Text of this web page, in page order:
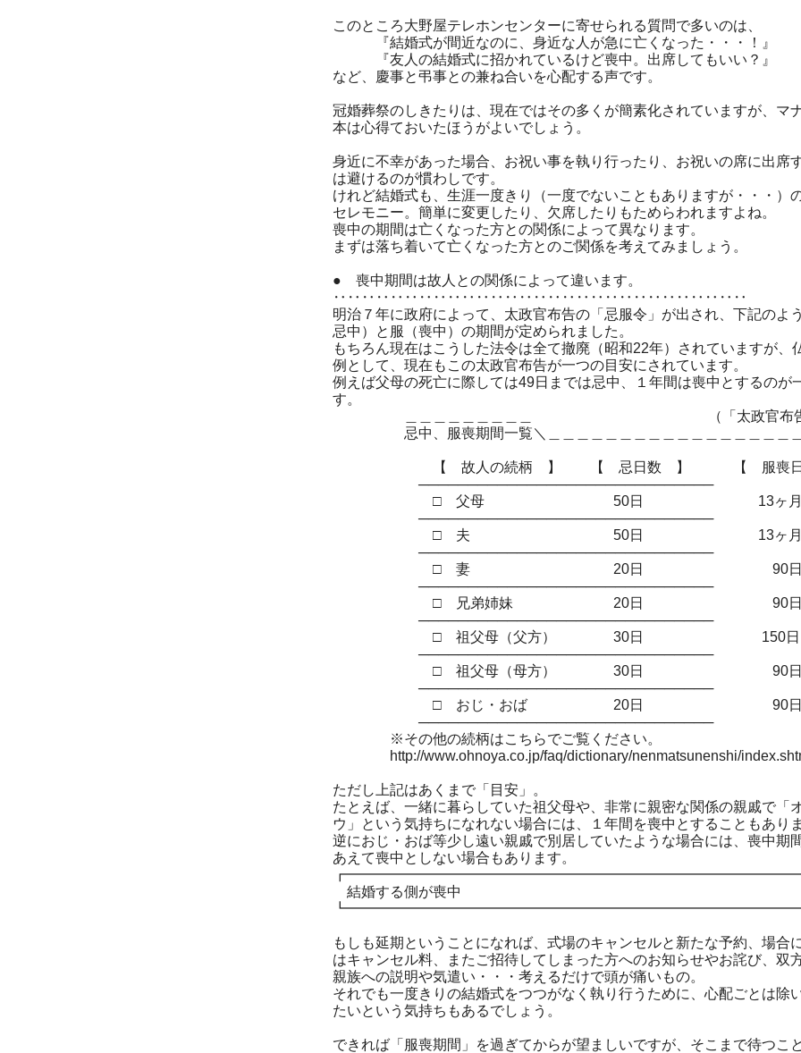
このところ大野屋テレホンセンターに寄せられる質問で多いのは、
『結婚式が間近なのに、身近な人が急に亡くなった・・・！』
『友人の結婚式に招かれているけど喪中。出席してもいい？』
など、慶事と弔事との兼ね合いを心配する声です。
冠婚葬祭のしきたりは、現在ではその多くが簡素化されていますが、マ
本は心得ておいたほうがよいでしょう。
身近に不幸があった場合、お祝い事を執り行ったり、お祝いの席に出席
は避けるのが慣わしです。
けれど結婚式も、生涯一度きり（一度でないこともありますが・・・）
セレモニー。簡単に変更したり、欠席したりもためらわれますよね。
喪中の期間は亡くなった方との関係によって異なります。
まずは落ち着いて亡くなった方とのご関係を考えてみましょう。
● 喪中期間は故人との関係によって違います。
‥‥‥‥‥‥‥‥‥‥‥‥‥‥‥‥‥‥‥‥‥‥‥‥‥‥‥‥‥
明治７年に政府によって、太政官布告の「忌服令」が出され、下記のよ
忌中）と服（喪中）の期間が定められました。
もちろん現在はこうした法令は全て撤廃（昭和22年）されていますが、
例として、現在もこの太政官布告が一つの目安にされています。
例えば父母の死亡に際しては49日までは忌中、１年間は喪中とするのが
す。
＿＿＿＿＿＿＿＿＿ （「太政官布告
忌中、服喪期間一覧＼＿＿＿＿＿＿＿＿＿＿＿＿＿＿＿＿＿＿
【 故人の続柄 】 【 忌日数 】 【 服喪日
──────────────────────────────
□ 父母 50日 13ヶ月
──────────────────────────────
□ 夫 50日 13ヶ月
──────────────────────────────
□ 妻 20日 90日
──────────────────────────────
□ 兄弟姉妹 20日 90日
──────────────────────────────
□ 祖父母（父方） 30日 150日
──────────────────────────────
□ 祖父母（母方） 30日 90日
──────────────────────────────
□ おじ・おば 20日 90日
──────────────────────────────
※その他の続柄はこちらでご覧ください。
http://www.ohnoya.co.jp/faq/dictionary/nenmatsunenshi/
ただし上記はあくまで「目安」。
たとえば、一緒に暮らしていた祖父母や、非常に親密な関係の親戚で「
ウ」という気持ちになれない場合には、１年間を喪中とすることもありま
逆におじ・おば等少し遠い親戚で別居していたような場合には、喪中期
あえて喪中としない場合もあります。
結婚する側が喪中
もしも延期ということになれば、式場のキャンセルと新たな予約、場合
はキャンセル料、またご招待してしまった方へのお知らせやお詫び、双
親族への説明や気遣い・・・考えるだけで頭が痛いもの。
それでも一度きりの結婚式をつつがなく執り行うために、心配ごとは除
たいという気持ちもあるでしょう。
できれば「服喪期間」を過ぎてからが望ましいですが、そこまで待つこ